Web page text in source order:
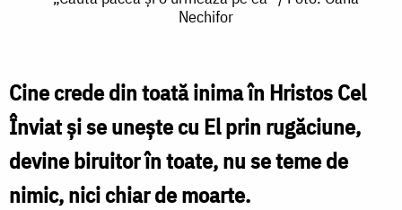
o
urmează
pe
ea”
Nechifor
Cine crede din toată inima în Hristos Cel
Înviat și se unește cu El prin rugăciune,
devine biruitor în toate, nu se teme de
nimic, nici chiar de moarte.